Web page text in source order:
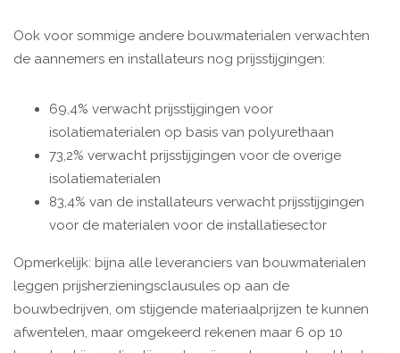
Ook voor sommige andere bouwmaterialen verwachten
de aannemers en installateurs nog prijsstijgingen:
69,4% verwacht prijsstijgingen voor
isolatiematerialen op basis van polyurethaan
73,2% verwacht prijsstijgingen voor de overige
isolatiematerialen
83,4% van de installateurs verwacht prijsstijgingen
voor de materialen voor de installatiesector
Opmerkelijk: bijna alle leveranciers van bouwmaterialen
leggen prijsherzieningsclausules op aan de
bouwbedrijven, om stijgende materiaalprijzen te kunnen
afwentelen, maar omgekeerd rekenen maar 6 op 10